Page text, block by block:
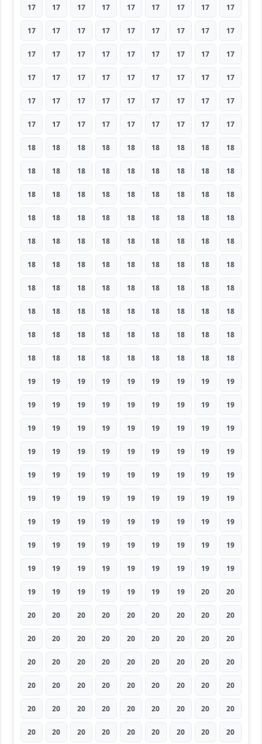
17 17 17 17 17 17 17 17 17
17 17 17 17 17 17 17 17 17
17 17 17 17 17 17 17 17 17
17 17 17 17 17 17 17 17 17
17 17 17 17 17 17 17 17 17
17 17 17 17 17 17 17 17 17
18 18 18 18 18 18 18 18 18
18 18 18 18 18 18 18 18 18
18 18 18 18 18 18 18 18 18
18 18 18 18 18 18 18 18 18
18 18 18 18 18 18 18 18 18
18 18 18 18 18 18 18 18 18
18 18 18 18 18 18 18 18 18
18 18 18 18 18 18 18 18 18
18 18 18 18 18 18 18 18 18
18 18 18 18 18 18 18 18 18
19 19 19 19 19 19 19 19 19
19 19 19 19 19 19 19 19 19
19 19 19 19 19 19 19 19 19
19 19 19 19 19 19 19 19 19
19 19 19 19 19 19 19 19 19
19 19 19 19 19 19 19 19 19
19 19 19 19 19 19 19 19 19
19 19 19 19 19 19 19 19 19
19 19 19 19 19 19 19 19 19
19 19 19 19 19 19 19 20 20
20 20 20 20 20 20 20 20 20
20 20 20 20 20 20 20 20 20
20 20 20 20 20 20 20 20 20
20 20 20 20 20 20 20 20 20
20 20 20 20 20 20 20 20 20
20 20 20 20 20 20 20 20 20